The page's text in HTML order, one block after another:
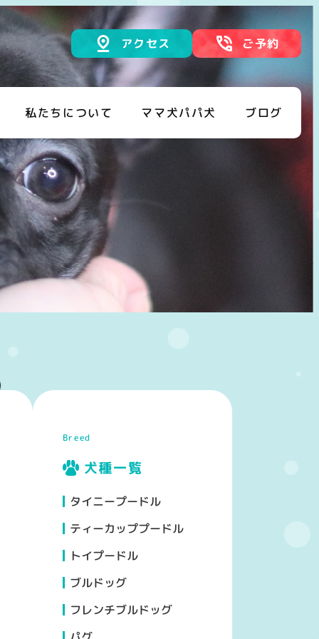
私たちについて ママ犬パパ犬 ブログ
アクセス ご予約
Breed
犬種一覧
タイニープードル
ティーカッププードル
トイプードル
ブルドッグ
フレンチブルドッグ